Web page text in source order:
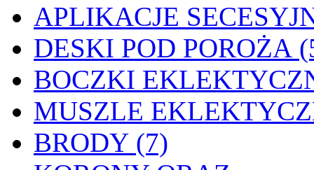
APLIKACJE
DESKI POD POROŻA
BOCZKI
MUSZLE
BRODY (7)